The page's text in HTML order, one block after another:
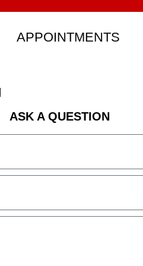
APPOINTMENTS
ASK A QUESTION